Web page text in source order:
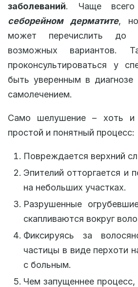
заболеваний. Чаще
себорейном дерматите,
может перечислить до
возможных вариантов.
проконсультироваться у
быть уверенным в диагнозе
самолечением.
Само шелушение – хоть и
простой и понятный процесс:
Повреждается верхний
Эпителий отторгается и
на небольших участках.
Разрушенные
скапливаются вокруг
Фиксируясь за
частицы в виде перхоти
с больным.
Чем запущеннее процесс,